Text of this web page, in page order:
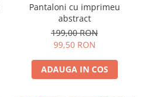
Pantaloni cu imprimeu
abstract
199,00 RON
99,50 RON
ADAUGA IN COS